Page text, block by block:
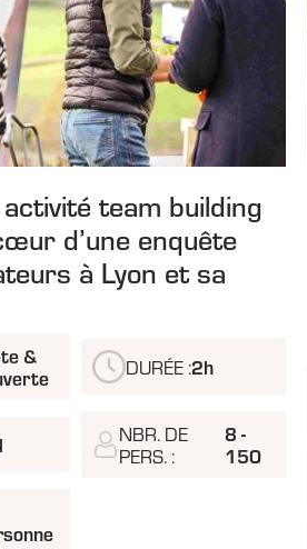
team building
d’une enquête
à Lyon et sa
&
DURÉE :2h
NBR. DE
PERS. :
8 -
150